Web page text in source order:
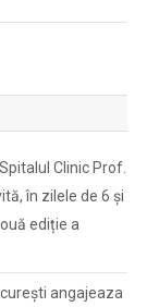
Clinic Prof.
în zilele de 6 și
ediție a
angajeaza